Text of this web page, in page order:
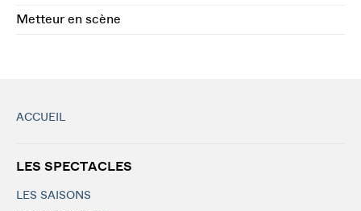
Metteur en scène
ACCUEIL
LES SPECTACLES
LES SAISONS